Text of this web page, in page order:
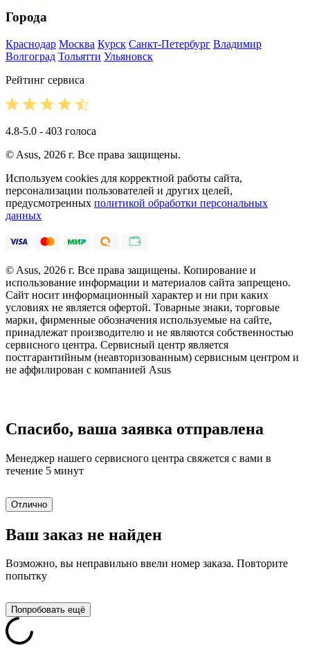
Города
Краснодар Москва Курск Санкт-Петербург Владимир
Волгоград Тольятти Ульяновск
Рейтинг сервиса
4.8-5.0 - 403 голоса
© Asus, 2026 г. Все права защищены.
Используем cookies для корректной работы сайта,
персонализации пользователей и других целей,
предусмотренных политикой обработки персональных
данных
© Asus, 2026 г. Все права защищены. Копирование и
использование информации и материалов сайта запрещено.
Сайт носит информационный характер и ни при каких
условиях не является офертой. Товарные знаки, торговые
марки, фирменные обозначения используемые на сайте,
принадлежат производителю и не являются собственностью
сервисного центра. Сервисный центр является
постгарантийным (неавторизованным) сервисным центром и
не аффилирован с компанией Asus
Спасибо, ваша заявка отправлена
Менеджер нашего сервисного центра свяжется с вами в
течение 5 минут
Отлично
Ваш заказ не найден
Возможно, вы неправильно ввели номер заказа. Повторите
попытку
Попробовать ещё